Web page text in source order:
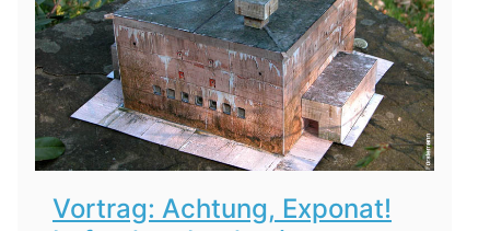
Vortrag: Achtung, Exponat!